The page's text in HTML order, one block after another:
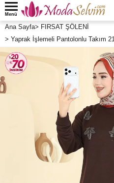
Menü
Ana Sayfa> FIRSAT ŞÖLENİ
> Yaprak İşlemeli Pantolonlu Takım